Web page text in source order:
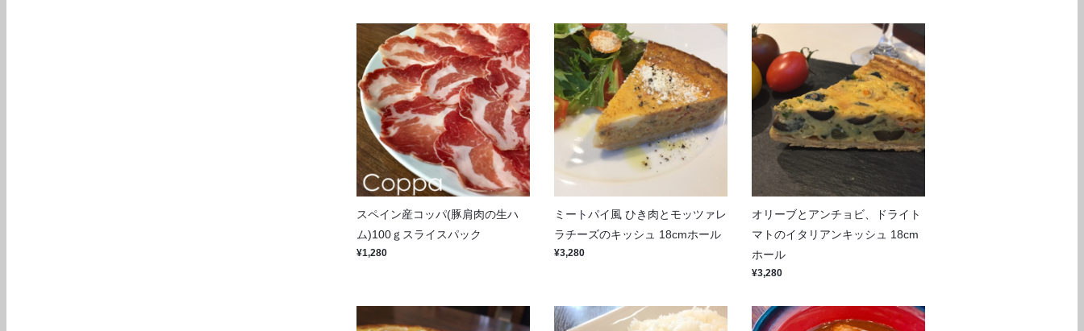
スペイン産コッパ(豚肩肉の生ハ
ム)100ｇスライスパック
¥1,280
ミートパイ風 ひき肉とモッツァレ
ラチーズのキッシュ 18cmホール
¥3,280
オリーブとアンチョビ、ドライト
マトのイタリアンキッシュ 18cm
ホール
¥3,280